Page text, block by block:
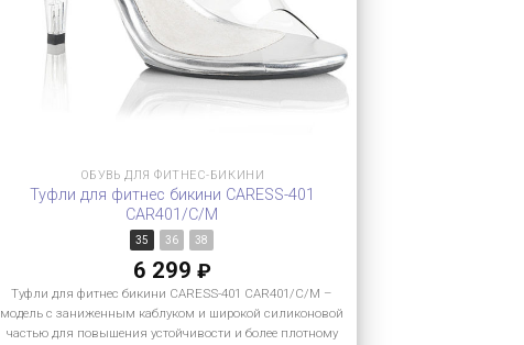
ОБУВЬ ДЛЯ ФИТНЕС-БИКИНИ
Туфли для фитнес бикини CARESS-401
CAR401/C/M
35 36 38
6 299 ₽
Туфли для фитнес бикини CARESS-401 CAR401/C/M –
модель с заниженным каблуком и широкой силиконовой
частью для повышения устойчивости и более плотному